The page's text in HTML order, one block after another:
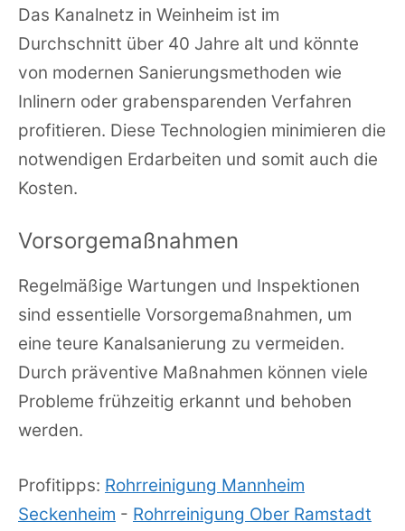
Das Kanalnetz in Weinheim ist im
Durchschnitt über 40 Jahre alt und könnte
von modernen Sanierungsmethoden wie
Inlinern oder grabensparenden Verfahren
profitieren. Diese Technologien minimieren die
notwendigen Erdarbeiten und somit auch die
Kosten.
Vorsorgemaßnahmen
Regelmäßige Wartungen und Inspektionen
sind essentielle Vorsorgemaßnahmen, um
eine teure Kanalsanierung zu vermeiden.
Durch präventive Maßnahmen können viele
Probleme frühzeitig erkannt und behoben
werden.
Profitipps: Rohrreinigung Mannheim
Seckenheim - Rohrreinigung Ober Ramstadt